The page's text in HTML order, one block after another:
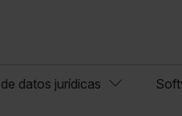
datos jurídicas